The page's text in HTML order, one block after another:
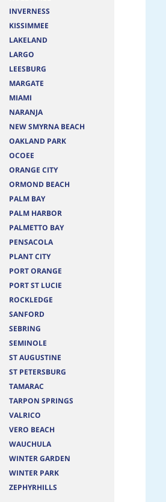
INVERNESS
KISSIMMEE
LAKELAND
LARGO
LEESBURG
MARGATE
MIAMI
NARANJA
NEW SMYRNA BEACH
OAKLAND PARK
OCOEE
ORANGE CITY
ORMOND BEACH
PALM BAY
PALM HARBOR
PALMETTO BAY
PENSACOLA
PLANT CITY
PORT ORANGE
PORT ST LUCIE
ROCKLEDGE
SANFORD
SEBRING
SEMINOLE
ST AUGUSTINE
ST PETERSBURG
TAMARAC
TARPON SPRINGS
VALRICO
VERO BEACH
WAUCHULA
WINTER GARDEN
WINTER PARK
ZEPHYRHILLS